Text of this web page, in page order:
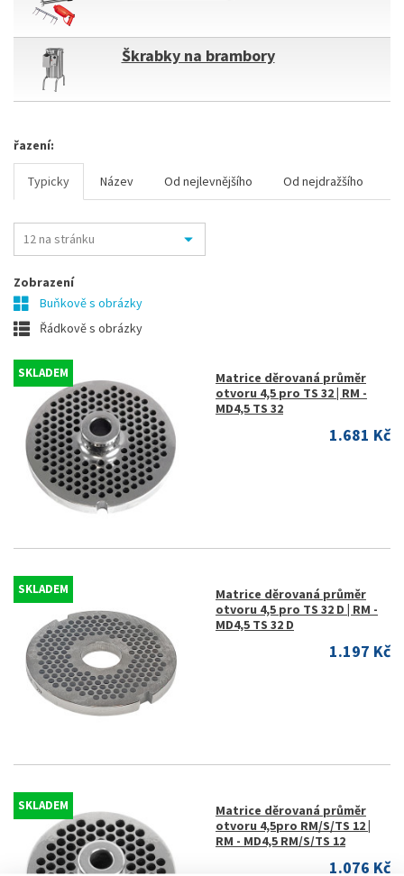
Škrabky na brambory
řazení:
Typicky Název Od nejlevnějšího Od nejdražšího
Zobrazení
Buňkově s obrázky
Řádkově s obrázky
SKLADEM
Matrice děrovaná průměr
otvoru 4,5 pro TS 32 | RM -
MD4,5 TS 32
1.681 Kč
SKLADEM
Matrice děrovaná průměr
otvoru 4,5 pro TS 32 D | RM -
MD4,5 TS 32 D
1.197 Kč
SKLADEM
Matrice děrovaná průměr
otvoru 4,5pro RM/S/TS 12 |
RM - MD4,5 RM/S/TS 12
1.076 Kč